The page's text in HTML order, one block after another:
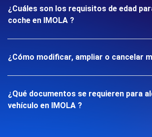
¿Cuáles son los requisitos de edad
coche en IMOLA ?
¿Cómo modificar, ampliar o cancelar
¿Qué documentos se requieren para
vehículo en IMOLA ?